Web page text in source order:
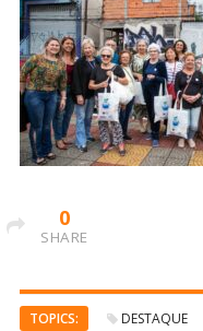
0
SHARE
TOPICS: DESTAQUE